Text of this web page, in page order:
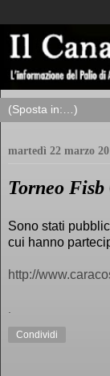
martedì 22 marzo
Torneo
Sono stati
cui hanno
http://
.
Condividi